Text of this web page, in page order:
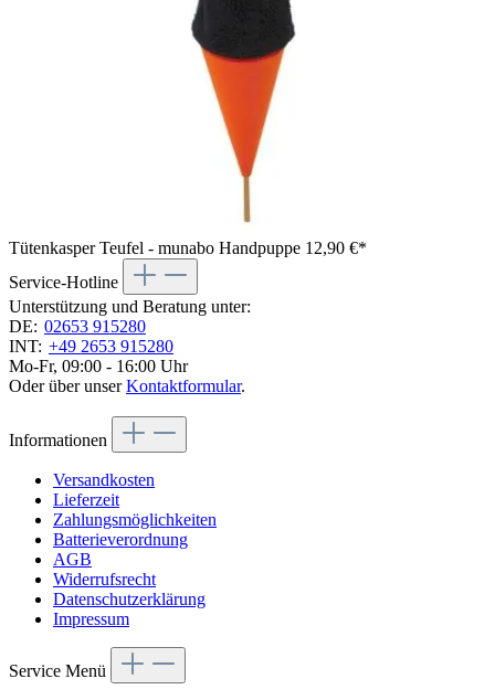
Tütenkasper Teufel - munabo Handpuppe 12,90 €*
Service-Hotline
Unterstützung und Beratung unter:
DE: 02653 915280
INT: +49 2653 915280
Mo-Fr, 09:00 - 16:00 Uhr
Oder über unserKontaktformular.
Informationen
Versandkosten
Lieferzeit
Zahlungsmöglichkeiten
Batterieverordnung
AGB
Widerrufsrecht
Datenschutzerklärung
Impressum
Service Menü